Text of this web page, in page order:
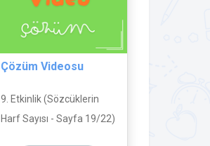
Çözüm Videosu
9. Etkinlik (Sözcüklerin
Harf Sayısı - Sayfa 19/22)